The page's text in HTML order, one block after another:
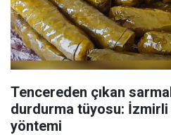
Tencereden çıkan
durdurma tüyosu:
yöntemi